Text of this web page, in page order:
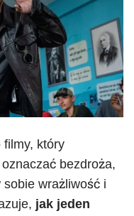
filmy, który
bezdroża,
sobie wrażliwość i
jak jeden